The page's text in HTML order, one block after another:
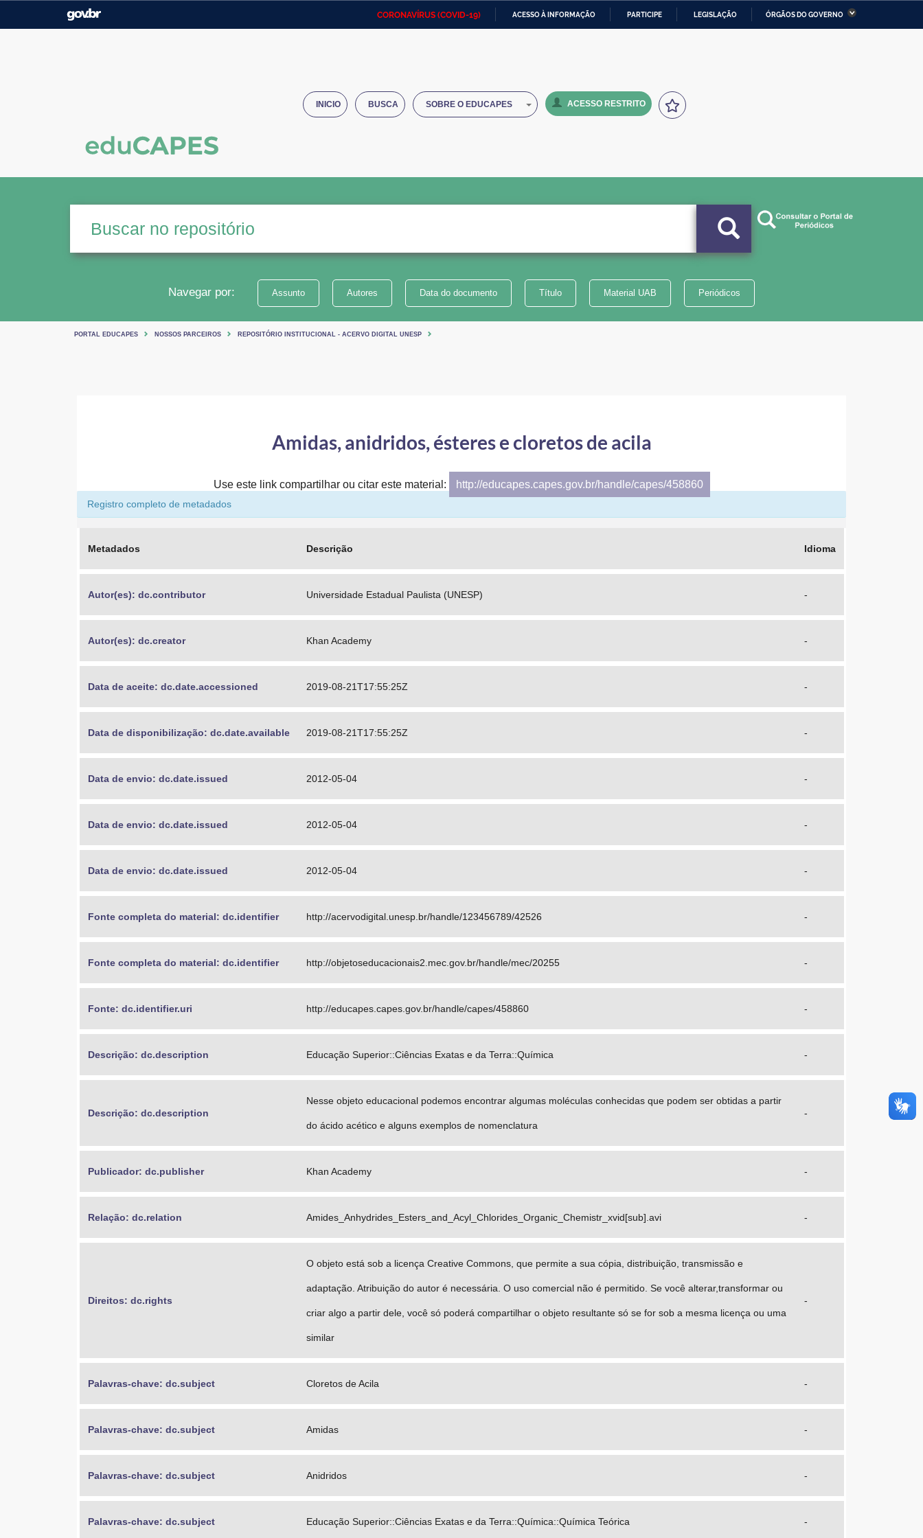
CORONAVÍRUS (COVID-19) ACESSO À INFORMAÇÃO PARTICIPE LEGISLAÇÃO ÓRGÃOS DO GOVERNO
Ministério das Relações
Ministério da Economia Ministério da Infraestrutura
Institucional
INICIO BUSCA SOBRE O EDUCAPES ACESSO RESTRITO
Navegar por: Assunto Autores Data do documento Título Material UAB Periódicos
PORTAL EDUCAPES NOSSOS PARCEIROS REPOSITÓRIO INSTITUCIONAL - ACERVO DIGITAL UNESP
Amidas, anidridos, ésteres e cloretos de acila
Use este link compartilhar ou citar este material: http://educapes.capes.gov.br/handle/capes/458860
Registro completo de metadados
Metadados Descrição Idioma
Autor(es): dc.contributor Universidade Estadual Paulista (UNESP) -
Autor(es): dc.creator Khan Academy -
Data de aceite: dc.date.accessioned 2019-08-21T17:55:25Z -
Data de disponibilização: dc.date.available 2019-08-21T17:55:25Z -
Data de envio: dc.date.issued 2012-05-04 -
Data de envio: dc.date.issued 2012-05-04 -
Data de envio: dc.date.issued 2012-05-04 -
Fonte completa do material: dc.identifier http://acervodigital.unesp.br/handle/123456789/42526 -
Fonte completa do material: dc.identifier http://objetoseducacionais2.mec.gov.br/handle/mec/20255 -
Fonte: dc.identifier.uri http://educapes.capes.gov.br/handle/capes/458860 -
Descrição: dc.description Educação Superior::Ciências Exatas e da Terra::Química -
Descrição: dc.description
Nesse objeto educacional podemos encontrar algumas moléculas conhecidas que podem ser obtidas a partir
do ácido acético e alguns exemplos de nomenclatura
-
Publicador: dc.publisher Khan Academy -
Relação: dc.relation Amides_Anhydrides_Esters_and_Acyl_Chlorides_Organic_Chemistr_xvid[sub].avi -
Direitos: dc.rights
O objeto está sob a licença Creative Commons, que permite a sua cópia, distribuição, transmissão e
adaptação. Atribuição do autor é necessária. O uso comercial não é permitido. Se você alterar,transformar ou
criar algo a partir dele, você só poderá compartilhar o objeto resultante só se for sob a mesma licença ou uma
similar
-
Palavras-chave: dc.subject Cloretos de Acila -
Palavras-chave: dc.subject Amidas -
Palavras-chave: dc.subject Anidridos -
Palavras-chave: dc.subject Educação Superior::Ciências Exatas e da Terra::Química::Química Teórica -